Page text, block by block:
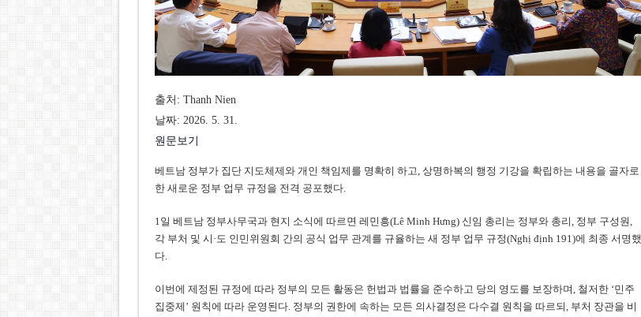
출처: Thanh Nien
날짜: 2026. 5. 31.
원문보기
베트남 정부가 집단 지도체제와 개인 책임제를 명확히 하고, 상명하복의 행정 기강을 확립하는 내용을 골자로
한 새로운 정부 업무 규정을 전격 공포했다.
1일 베트남 정부사무국과 현지 소식에 따르면 레민흥(Lê Minh Hưng) 신임 총리는 정부와 총리, 정부 구성원,
각 부처 및 시·도 인민위원회 간의 공식 업무 관계를 규율하는 새 정부 업무 규정(Nghị định 191)에 최종 서명했
다.
이번에 제정된 규정에 따라 정부의 모든 활동은 헌법과 법률을 준수하고 당의 영도를 보장하며, 철저한 ‘민주
집중제’ 원칙에 따라 운영된다. 정부의 권한에 속하는 모든 의사결정은 다수결 원칙을 따르되, 부처 장관을 비